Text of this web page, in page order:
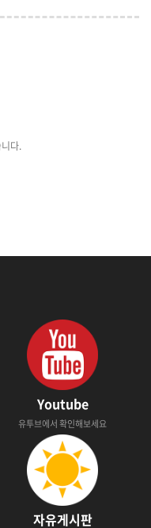
다.
Youtube
유투브에서 확인해보세요
자유게시판